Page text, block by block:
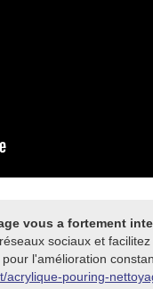
vous a fortement
sociaux et
l'amélioration
acrylique-pouring-